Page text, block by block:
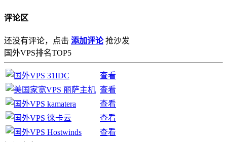
评论区
还没有评论，点击 添加评论抢沙发
国外VPS排名TOP5
查看
查看
查看
查看
查看